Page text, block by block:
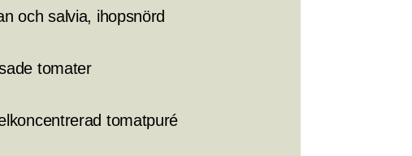
och salvia, ihopsnörd
tomater
tomatpuré